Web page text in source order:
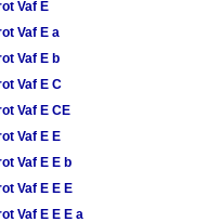
Vaf E
Vaf E a
Vaf E b
Vaf E C
Vaf E CE
Vaf E E
Vaf E E b
Vaf E E E
Vaf E E E a